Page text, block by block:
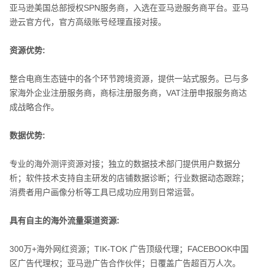
亚马逊美国总部授权SPN服务商，入选在亚马逊服务商平台。亚马
逊云官方代，官方高级账号经理直接对接。
资源优势:
整合电商生态链中的各个环节跨境资源，提供一站式服务。已与多
家海外企业注册服务商，商标注册服务商，VAT注册申报服务商达
成战略合作。
数据优势:
专业的海外测评资源对接；独立的数据技术部门提供用户数据分
析；软件技术支持自主研发的店铺数据诊断；行业数据动态跟踪；
消费者用户画像分析等工具已成功应用到日常运营。
具有自主的海外流量渠道资源:
300万+海外网红资源；TIK-TOK 广告顶级代理；FACEBOOK中国
区广告代理权；亚马逊广告合作伙伴；日覆盖广告超百万人次。